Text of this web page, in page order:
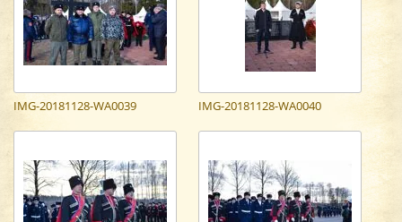
IMG-20181128-WA0039 IMG-20181128-WA0040